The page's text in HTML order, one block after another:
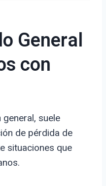
General
con
suele
de pérdida de
situaciones que